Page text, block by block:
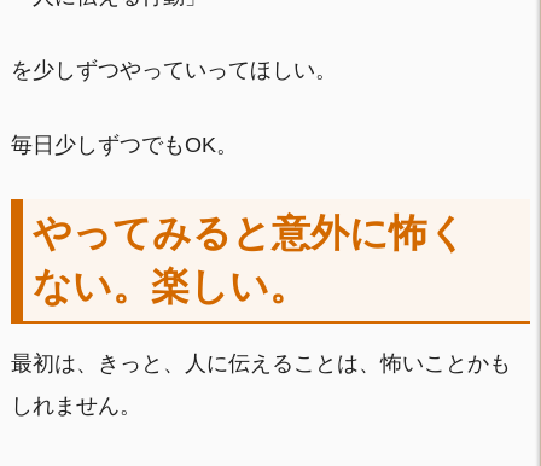
を少しずつやっていってほしい。
毎日少しずつでもOK。
やってみると意外に怖く
ない。楽しい。
最初は、きっと、人に伝えることは、怖いことかも
しれません。